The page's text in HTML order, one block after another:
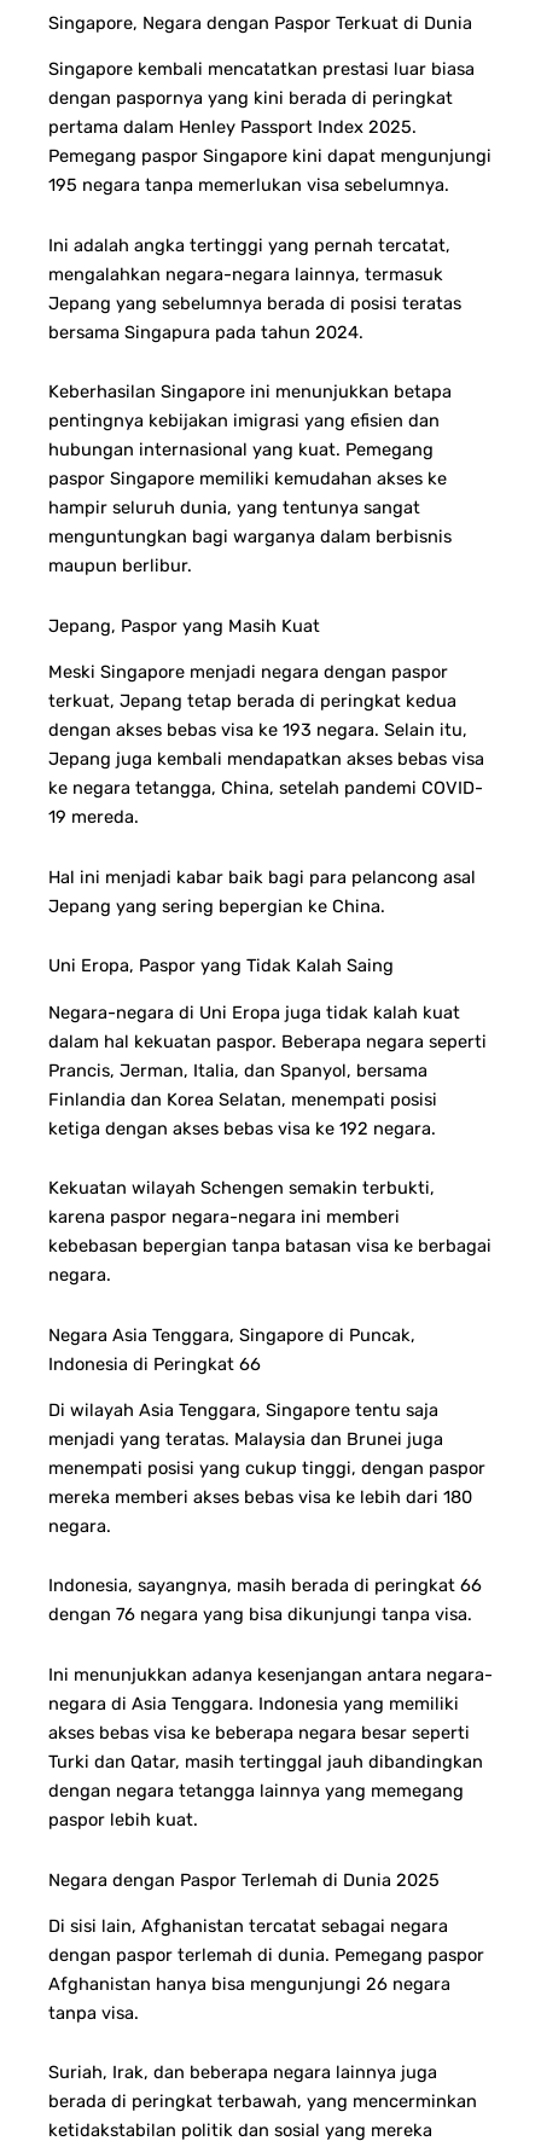
Singapore, Negara dengan Paspor Terkuat di Dunia
Singapore kembali mencatatkan prestasi luar biasa
dengan paspornya yang kini berada di peringkat
pertama dalam Henley Passport Index 2025.
Pemegang paspor Singapore kini dapat mengunjungi
195 negara tanpa memerlukan visa sebelumnya.
Ini adalah angka tertinggi yang pernah tercatat,
mengalahkan negara-negara lainnya, termasuk
Jepang yang sebelumnya berada di posisi teratas
bersama Singapura pada tahun 2024.
Keberhasilan Singapore ini menunjukkan betapa
pentingnya kebijakan imigrasi yang efisien dan
hubungan internasional yang kuat. Pemegang
paspor Singapore memiliki kemudahan akses ke
hampir seluruh dunia, yang tentunya sangat
menguntungkan bagi warganya dalam berbisnis
maupun berlibur.
Jepang, Paspor yang Masih Kuat
Meski Singapore menjadi negara dengan paspor
terkuat, Jepang tetap berada di peringkat kedua
dengan akses bebas visa ke 193 negara. Selain itu,
Jepang juga kembali mendapatkan akses bebas visa
ke negara tetangga, China, setelah pandemi COVID-
19 mereda.
Hal ini menjadi kabar baik bagi para pelancong asal
Jepang yang sering bepergian ke China.
Uni Eropa, Paspor yang Tidak Kalah Saing
Negara-negara di Uni Eropa juga tidak kalah kuat
dalam hal kekuatan paspor. Beberapa negara seperti
Prancis, Jerman, Italia, dan Spanyol, bersama
Finlandia dan Korea Selatan, menempati posisi
ketiga dengan akses bebas visa ke 192 negara.
Kekuatan wilayah Schengen semakin terbukti,
karena paspor negara-negara ini memberi
kebebasan bepergian tanpa batasan visa ke berbagai
negara.
Negara Asia Tenggara, Singapore di Puncak,
Indonesia di Peringkat 66
Di wilayah Asia Tenggara, Singapore tentu saja
menjadi yang teratas. Malaysia dan Brunei juga
menempati posisi yang cukup tinggi, dengan paspor
mereka memberi akses bebas visa ke lebih dari 180
negara.
Indonesia, sayangnya, masih berada di peringkat 66
dengan 76 negara yang bisa dikunjungi tanpa visa.
Ini menunjukkan adanya kesenjangan antara negara-
negara di Asia Tenggara. Indonesia yang memiliki
akses bebas visa ke beberapa negara besar seperti
Turki dan Qatar, masih tertinggal jauh dibandingkan
dengan negara tetangga lainnya yang memegang
paspor lebih kuat.
Negara dengan Paspor Terlemah di Dunia 2025
Di sisi lain, Afghanistan tercatat sebagai negara
dengan paspor terlemah di dunia. Pemegang paspor
Afghanistan hanya bisa mengunjungi 26 negara
tanpa visa.
Suriah, Irak, dan beberapa negara lainnya juga
berada di peringkat terbawah, yang mencerminkan
ketidakstabilan politik dan sosial yang mereka